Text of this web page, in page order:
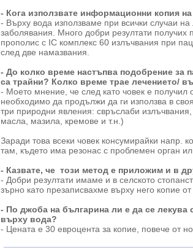
- Кога използвате информационни копия
- Върху вода използваме при всички случаи
заболявания. Много добри резултати получих
прополис с IC комплекс 60 излъчвания при
след две намазвания.
- До колко време настъпва подобрение за
са трайни? Колко време трае лечението/
- Моето мнение, че след като човек е получил
необходимо да продължи да ги използва в
три природни явления: свръслаби
масла, мазила, кремове и т.н.)
Заради това всеки човек консумирайки напр.
там, където има резонас с проблемен орган
- Казвате, че този метод е приложим и в
- Добри резултати имаме и в селското
зърно като презаписвахме върху него копие
- По джоба на българина ли е да се лекува
върху вода?
- Цената е 30 евроцента за копие, повече от